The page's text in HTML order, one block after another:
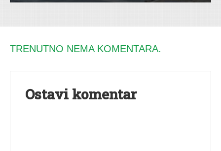
TRENUTNO NEMA KOMENTARA.
Ostavi komentar